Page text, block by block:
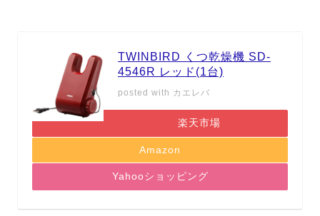
TWINBIRD くつ乾燥機 SD-
4546R レッド(1台)
posted with カエレバ
楽天市場
Amazon
Yahooショッピング